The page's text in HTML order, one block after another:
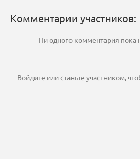
Комментарии участников:
Ни одного комментария пока
Войдите илистаньте участником,